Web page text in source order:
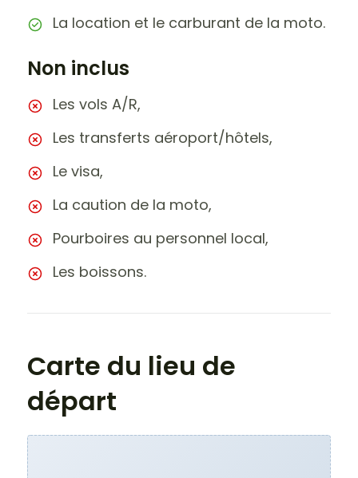
La location et le carburant de la moto.
Non inclus
Les vols A/R,
Les transferts aéroport/hôtels,
Le visa,
La caution de la moto,
Pourboires au personnel local,
Les boissons.
Carte du lieu de
départ